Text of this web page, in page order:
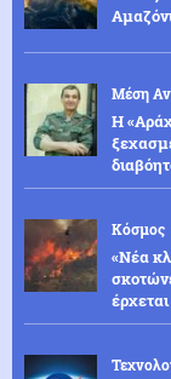
Μέση
Η
Κόσμος
«Νέα
έρχεται